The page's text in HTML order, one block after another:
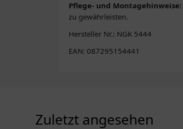
Pflege- und Montagehinweise:
zu gewährleisten.
Hersteller Nr.: NGK 5444
EAN: 087295154441
Zuletzt angesehen